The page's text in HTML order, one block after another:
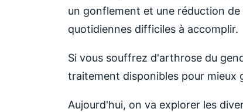
un gonflement et une réduction
quotidiennes difficiles à accomplir.
Si vous souffrez d'arthrose du
traitement disponibles pour mieux
Aujourd'hui, on va explorer les